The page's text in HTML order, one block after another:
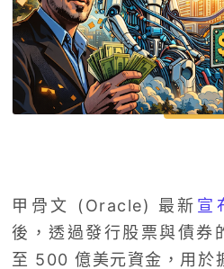
甲骨文 (Oracle) 最新 宣
後，透過發行股票與債
至 500 億美元資金，用於